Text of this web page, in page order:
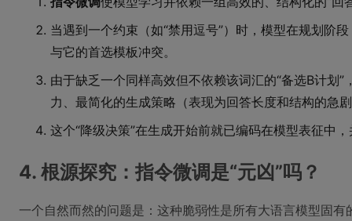
当遇到一个约束（如“禁用逗号”）时，模型在规划阶
与它的首选模板冲突。
由于缺乏一个同样高效但不依赖该词汇的“备选B计划
力、最简化的生成策略（表现为回答长度和结构的急
这个“降级决策”在生成开始前就已编码在模型表征中
4. 根源探究：指令微调是“元凶”吗？
一个自然而然的问题是：这种脆弱性是所有大语言模型固有